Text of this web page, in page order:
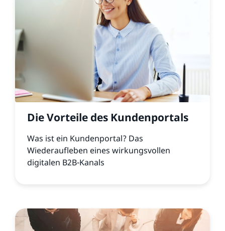
Die Vorteile des Kundenportals
Was ist ein Kundenportal? Das
Wiederaufleben eines wirkungsvollen
digitalen B2B-Kanals